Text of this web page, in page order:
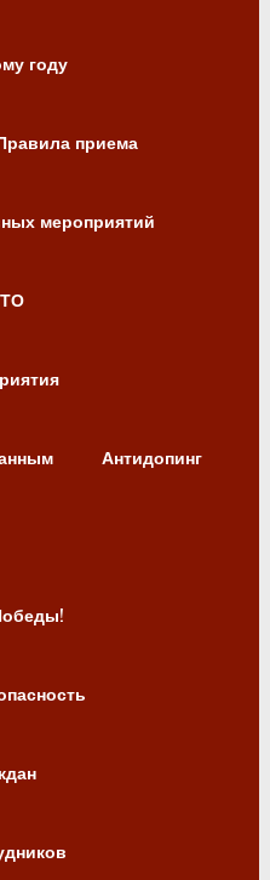
году
приема
мероприятий
Антидопинг